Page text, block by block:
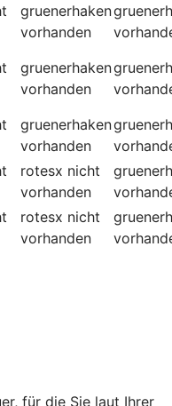
gruenerhaken
vorhanden
gruenerhaken
vorhanden
gruenerhaken
vorhanden
rotesx nicht
vorhanden
rotesx nicht
vorhanden
für die Sie laut Ihrer